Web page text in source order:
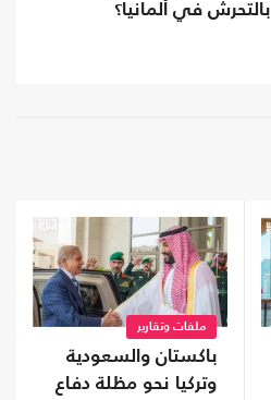
بالتحرش في ألمانيا؟
ملفات وتقارير
باكستان والسعودية
وتركيا نحو مظلة دفاع